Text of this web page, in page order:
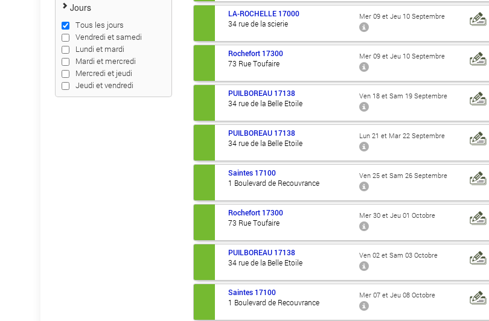
Jours
Tous les jours
Vendredi et samedi
Lundi et mardi
Mardi et mercredi
Mercredi et jeudi
Jeudi et vendredi
LA-ROCHELLE 17000
34 rue de la scierie
Mer 09 et Jeu 10 Septembre
Rochefort 17300
73 Rue Toufaire
Mer 09 et Jeu 10 Septembre
PUILBOREAU 17138
34 rue de la Belle Etoile
Ven 18 et Sam 19 Septembre
PUILBOREAU 17138
34 rue de la Belle Etoile
Lun 21 et Mar 22 Septembre
Saintes 17100
1 Boulevard de Recouvrance
Ven 25 et Sam 26 Septembre
Rochefort 17300
73 Rue Toufaire
Mer 30 et Jeu 01 Octobre
PUILBOREAU 17138
34 rue de la Belle Etoile
Ven 02 et Sam 03 Octobre
Saintes 17100
1 Boulevard de Recouvrance
Mer 07 et Jeu 08 Octobre